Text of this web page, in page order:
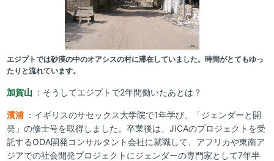
エジプトでは砂漠の中のオアシスの村に滞在していました。時間がとてもゆっ
たりと流れています。
加賀山 ：そうしてエジプトで2年間働いたあとは？
濱浦 ：イギリスのサセックス大学院で1年学び、「ジェンダーと開
発」の修士号を取得しました。卒業後は、JICAのプロジェクトを受
託するODA開発コンサルタント会社に就職して、アフリカや東南ア
ジアでの社会開発プロジェクトにジェンダーの専門家として7年半